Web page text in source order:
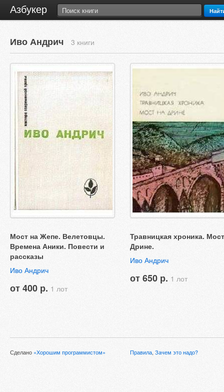
Азбукер
Иво Андрич 3 книги
Мост на Жепе. Велетовцы.
Времена Аники. Повести и
рассказы
Иво Андрич
от 400 р. 1 лот
Травницкая хроника.
Дрине.
Иво Андрич
от 650 р. 1 лот
Сделано «Хорошим программистом» Правила, Зачем это надо?